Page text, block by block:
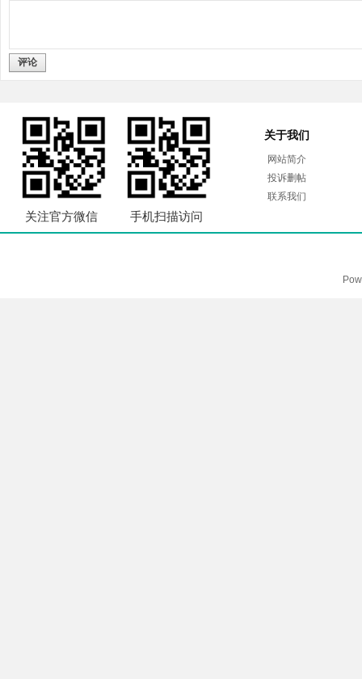
评论
关注官方微信 手机扫描访问
关于我们
网站简介
投诉删帖
联系我们